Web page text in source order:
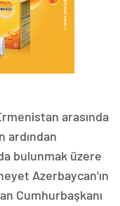
arasında
ardından
bulunmak üzere
Azerbaycan’ın
Cumhurbaşkanı